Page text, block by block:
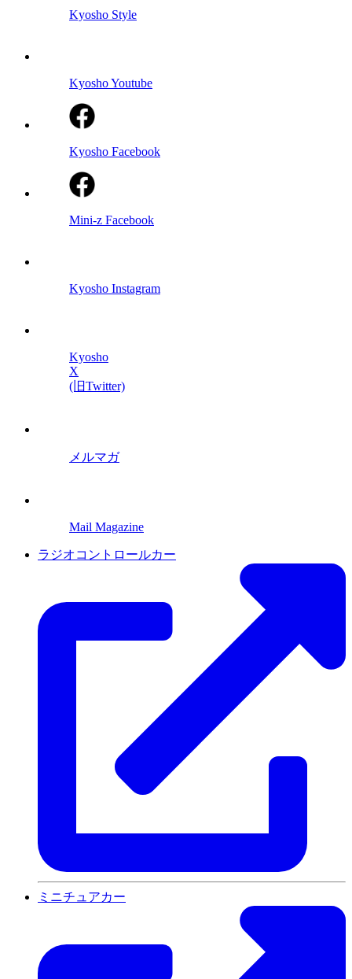
Kyosho Style
Kyosho Youtube
Kyosho Facebook
Mini-z Facebook
Kyosho Instagram
Kyosho
X
(旧Twitter)
メルマガ
Mail Magazine
ラジオコントロールカー
ミニチュアカー